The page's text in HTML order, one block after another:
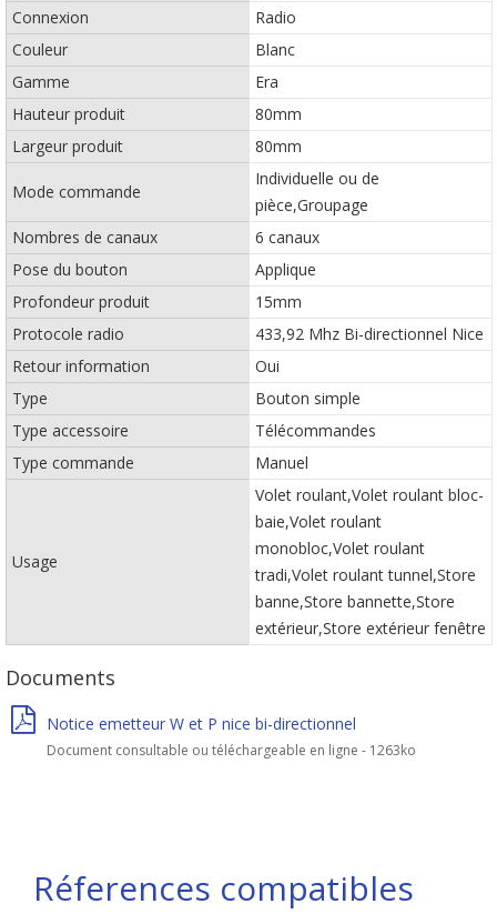
Connexion
Radio
Couleur
Blanc
Gamme
Era
Hauteur produit
80mm
Largeur produit
80mm
Mode commande
Individuelle ou de
pièce,Groupage
Nombres de canaux
6 canaux
Pose du bouton
Applique
Profondeur produit
15mm
Protocole radio
433,92 Mhz Bi-directionnel Nice
Retour information
Oui
Type
Bouton simple
Type accessoire
Télécommandes
Type commande
Manuel
Usage
Volet roulant,Volet roulant bloc-
baie,Volet roulant
monobloc,Volet roulant
tradi,Volet roulant tunnel,Store
banne,Store bannette,Store
extérieur,Store extérieur fenêtre
Documents
Notice emetteur W et P nice bi-directionnel
Document consultable ou téléchargeable en ligne - 1263ko
Réferences compatibles